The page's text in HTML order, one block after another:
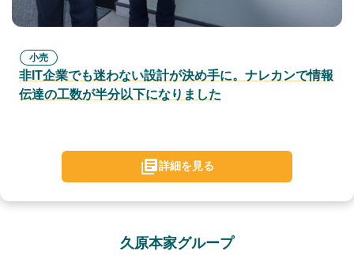
小売
非IT企業でも迷わない設計が決め手に。ナレカンで情報
伝達の工数が半分以下になりました
詳細を見る
久原本家グループ